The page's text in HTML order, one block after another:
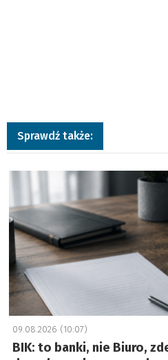
Sprawdź także:
a
09.08.2026 (10:07)
BIK: to banki, nie Biuro,